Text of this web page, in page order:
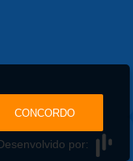
por:
CONCORDO